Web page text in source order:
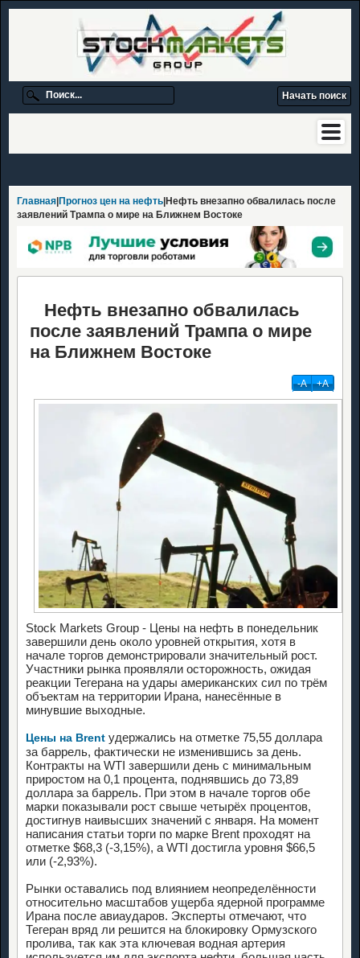
Главная Прогноз цен на нефть |Нефть внезапно обвалилась после
заявлений Трампа о мире на Ближнем Востоке
Нефть внезапно обвалилась
после заявлений Трампа о мире
на Ближнем Востоке
-А +А
Stock Markets Group - Цены на нефть в понедельник
завершили день около уровней открытия, хотя в
начале торгов демонстрировали значительный рост.
Участники рынка проявляли осторожность, ожидая
реакции Тегерана на удары американских сил по трём
объектам на территории Ирана, нанесённые в
минувшие выходные.
Цены на Brent удержались на отметке 75,55 доллара
за баррель, фактически не изменившись за день.
Контракты на WTI завершили день с минимальным
приростом на 0,1 процента, поднявшись до 73,89
доллара за баррель. При этом в начале торгов обе
марки показывали рост свыше четырёх процентов,
достигнув наивысших значений с января. На момент
написания статьи торги по марке Brent проходят на
отметке $68,3 (-3,15%), а WTI достигла уровня $66,5
или (-2,93%).
Рынки оставались под влиянием неопределённости
относительно масштабов ущерба ядерной программе
Ирана после авиаударов. Эксперты отмечают, что
Тегеран вряд ли решится на блокировку Ормузского
пролива, так как эта ключевая водная артерия